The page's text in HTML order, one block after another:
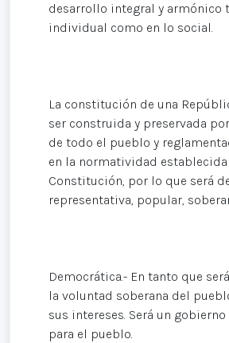
desarrollo integral y armónico
individual como en lo social.
La constitución de una
ser construida y preservada
de todo el pueblo y
en la normatividad establecida
Constitución, por lo que será
representativa, popular,
Democrática.- En tanto que
la voluntad soberana del
sus intereses. Será un
para el pueblo.